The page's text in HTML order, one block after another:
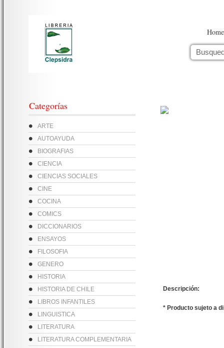
Home
Categorías
ARTE
AUTOAYUDA
BIOGRAFIAS
CIENCIA
CIENCIAS SOCIALES
CINE
COCINA
COMICS
DICCIONARIOS
ENSAYOS
FILOSOFIA
GENERO
HISTORIA
HISTORIA DE CHILE
LIBROS INFANTILES
LINGUISTICA
LITERATURA
LITERATURA COMPLEMENTARIA
Descripción:
* Producto sujeto a